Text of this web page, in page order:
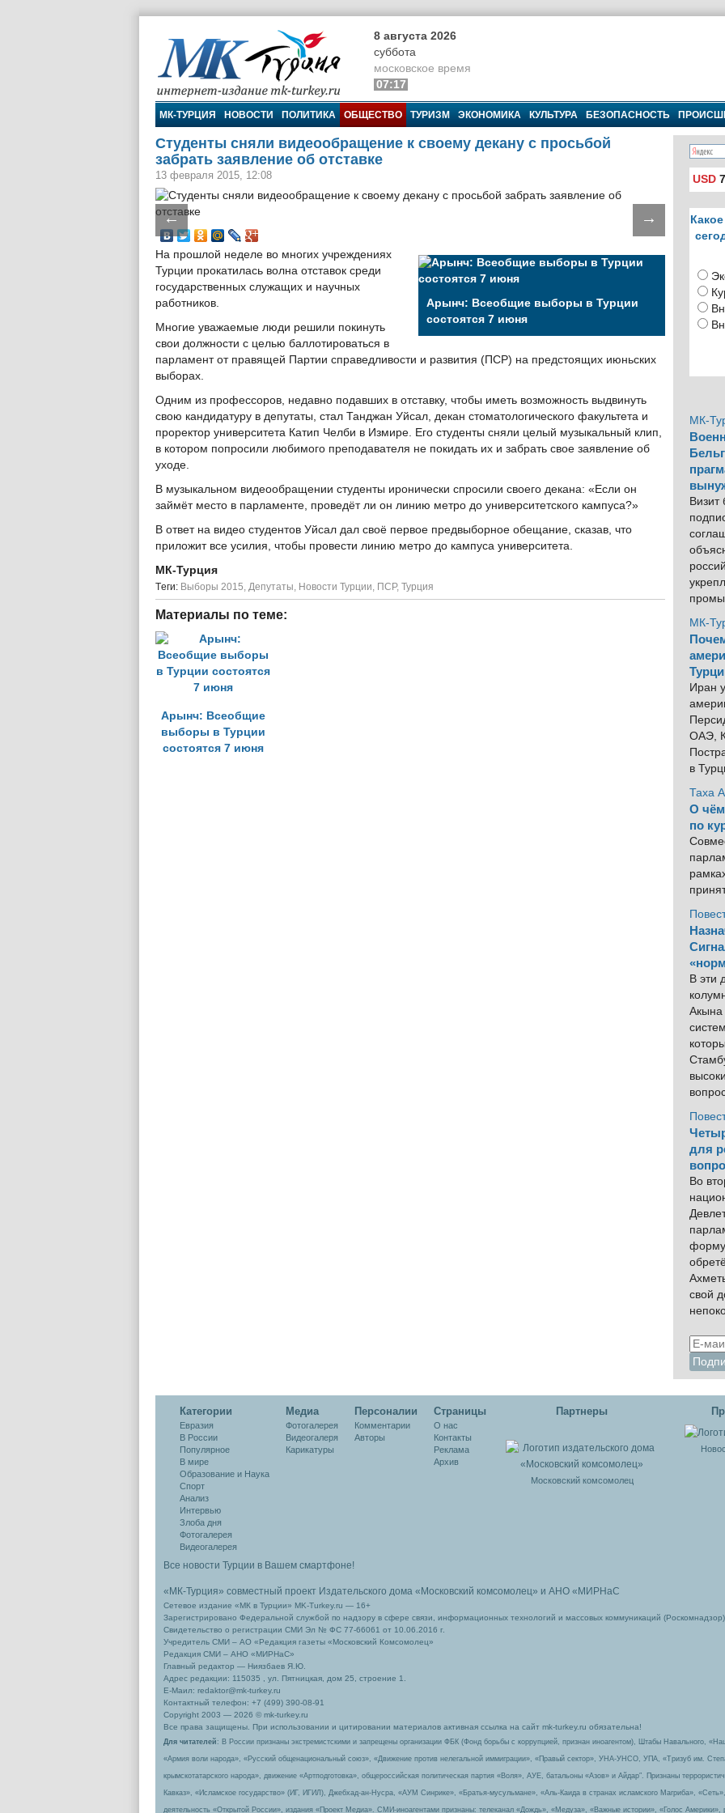
МК-Турция
8 августа 2026
суббота
московское время
07:17
МК-ТУРЦИЯ НОВОСТИ ПОЛИТИКА ОБЩЕСТВО ТУРИЗМ ЭКОНОМИКА КУЛЬТУРА БЕЗОПАСНОСТЬ
Студенты сняли видеообращение к своему декану с просьбой
забрать заявление об отставке
13 февраля 2015, 12:08
← →
Арынч: Всеобщие выборы в Турции
состоятся 7 июня
На прошлой неделе во многих учреждениях
Турции прокатилась волна отставок среди
государственных служащих и научных
работников.
Многие уважаемые люди решили покинуть
свои должности с целью баллотироваться в
парламент от правящей Партии справедливости и развития (ПСР) на предстоящих июньских
выборах.
Одним из профессоров, недавно подавших в отставку, чтобы иметь возможность выдвинуть
свою кандидатуру в депутаты, стал Танджан Уйсал, декан стоматологического факультета и
проректор университета Катип Челби в Измире. Его студенты сняли целый музыкальный клип,
в котором попросили любимого преподавателя не покидать их и забрать свое заявление об
уходе.
В музыкальном видеообращении студенты иронически спросили своего декана: «Если он
займёт место в парламенте, проведёт ли он линию метро до университетского кампуса?»
В ответ на видео студентов Уйсал дал своё первое предвыборное обещание, сказав, что
приложит все усилия, чтобы провести линию метро до кампуса университета.
МК-Турция
Tеги: Выборы 2015, Депутаты, Новости Турции, ПСР, Турция
Материалы по теме:
Арынч: Всеобщие
выборы в Турции
состоятся 7 июня
USD
МК-
Визит
МК-
Иран
ОАЭ,
в
Таха
О чём
по
В эти
Акына
для
Во
свой
Категории
Евразия
В России
Популярное
В мире
Образование и Наука
Спорт
Анализ
Интервью
Злоба дня
Фотогалерея
Видеогалерея
Медиа
Фотогалерея
Видеогалеря
Карикатуры
Персоналии
Комментарии
Авторы
Cтраницы
О нас
Контакты
Реклама
Архив
Партнеры
Московский комсомолец
Все новости Турции в Вашем смартфоне!
«МК-Турция» совместный проект Издательского дома «Московский комсомолец» и АНО «МИРНаС
Сетевое издание «МК в Турции» MK-Turkey.ru — 16+
Зарегистрировано Федеральной службой по надзору в сфере связи, информационных технологий и массовых коммуникаций
Свидетельство о регистрации СМИ Эл № ФС 77-66061 от 10.06.2016 г.
Учредитель СМИ – АО «Редакция газеты «Московский Комсомолец»
Редакция СМИ – АНО «МИРНаС»
Главный редактор — Ниязбаев Я.Ю.
Адрес редакции: 115035 , ул. Пятницкая, дом 25, строение 1.
Е-Маил: redaktor@mk-turkey.ru
Контактный телефон: +7 (499) 390-08-91
Copyright 2003 — 2026 © mk-turkey.ru
Все права защищены. При использовании и цитировании материалов активная ссылка на сайт mk-turkey.ru обязательна!
Для читателей : В России признаны экстремистскими и запрещены организации ФБК (Фонд борьбы с коррупцией, признан иноагентом), Штабы Навального,
«Армия воли народа», «Русский общенациональный союз», «Движение против нелегальной иммиграции», «Правый сектор», УНА-УНСО, УПА, «Тризуб им.
крымскотатарского народа», движение «Артподготовка», общероссийская политическая партия «Воля», АУЕ, батальоны «Азов» и Айдар″. Признаны
Кавказ», «Исламское государство» (ИГ, ИГИЛ), Джебхад-ан-Нусра, «АУМ Синрике», «Братья-мусульмане», «Аль-Каида в странах исламского Магриба»,
деятельность «Открытой России», издания «Проект Медиа». СМИ-иноагентами признаны: телеканал «Дождь», «Медуза», «Важные истории», «Голос